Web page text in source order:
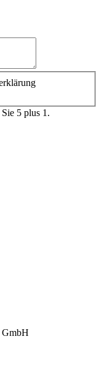
5 plus 1.
GmbH